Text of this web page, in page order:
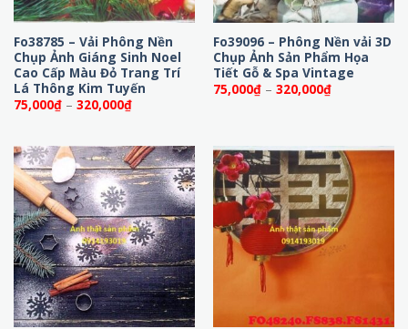
Fo38785 – Vải Phông Nền
Chụp Ảnh Giáng Sinh Noel
Cao Cấp Màu Đỏ Trang Trí
Lá Thông Kim Tuyến
75,000₫ – 320,000₫Khoảng
giá:
đến
320,000₫
Fo39096 – Phông Nền vải 3D
Chụp Ảnh Sản Phẩm Họa
Tiết Gỗ & Spa Vintage
75,000₫ – 320,000₫Khoảng
giá:
320,000₫